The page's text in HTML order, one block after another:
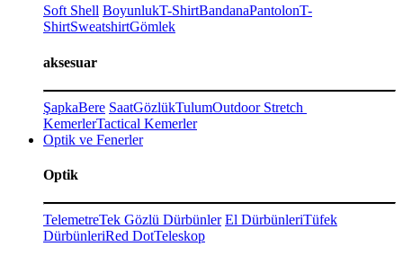
Soft Shell BoyunlukT-ShirtBandanaPantolonT-
ShirtSweatshirtGömlek
aksesuar
ŞapkaBere SaatGözlükTulumOutdoor Stretch
KemerlerTactical Kemerler
Optik ve Fenerler
Optik
TelemetreTek Gözlü Dürbünler El DürbünleriTüfek
DürbünleriRed DotTeleskop